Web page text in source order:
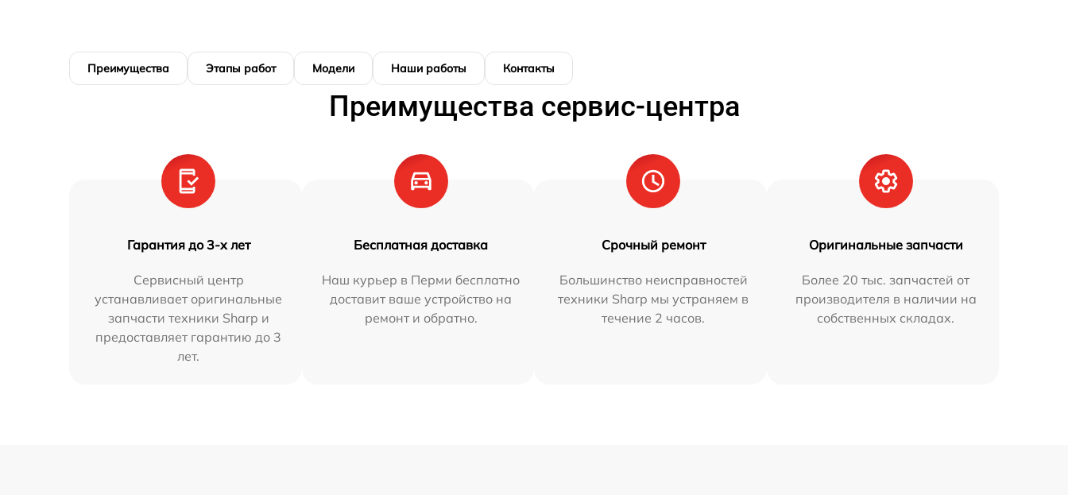
Преимущества Этапы работ Модели Наши работы Контакты
Преимущества сервис-центра
Гарантия до 3-х лет
Сервисный центр
устанавливает оригинальные
запчасти техники Sharp и
предоставляет гарантию до 3
лет.
Бесплатная доставка
Наш курьер в Перми бесплатно
доставит ваше устройство на
ремонт и обратно.
Срочный ремонт
Большинство неисправностей
техники Sharp мы устраняем в
течение 2 часов.
Оригинальные запчасти
Более 20 тыс. запчастей от
производителя в наличии на
собственных складах.